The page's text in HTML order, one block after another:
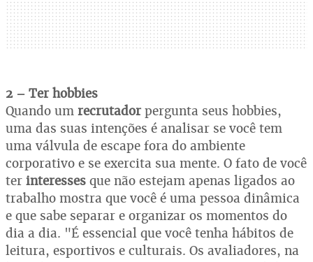
2 – Ter hobbies
Quando um recrutador pergunta seus hobbies,
uma das suas intenções é analisar se você tem
uma válvula de escape fora do ambiente
corporativo e se exercita sua mente. O fato de você
ter interesses que não estejam apenas ligados ao
trabalho mostra que você é uma pessoa dinâmica
e que sabe separar e organizar os momentos do
dia a dia. "É essencial que você tenha hábitos de
leitura, esportivos e culturais. Os avaliadores, na